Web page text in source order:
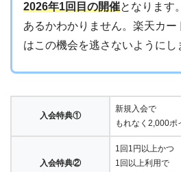
2026年1回目の開催となります
あるかわかりません。楽天カ
はこの機会を逃さないようにし
入会特典①
新規入会で
もれなく2,000ポ
入会特典②
1回1円以上かつ
1回以上利用で